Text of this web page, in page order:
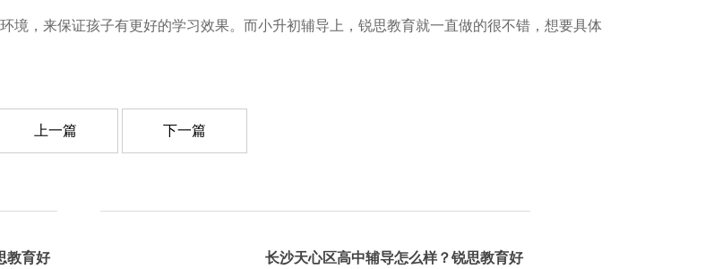
，来保证孩子有更好的学习效果。而小升初辅导上，锐思教育就一直做的很不错，想要具体
上一篇 下一篇
教育好
长沙天心区高中辅导怎么样？锐思教育好